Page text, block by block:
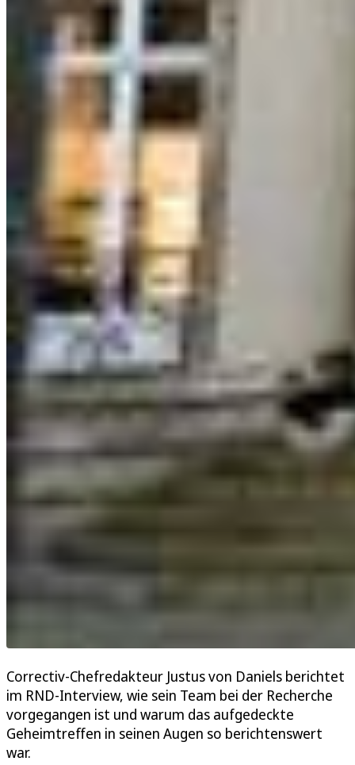
Correctiv-Chefredakteur Justus von Daniels berichtet
im RND-Interview, wie sein Team bei der Recherche
vorgegangen ist und warum das aufgedeckte
Geheimtreffen in seinen Augen so berichtenswert
war.